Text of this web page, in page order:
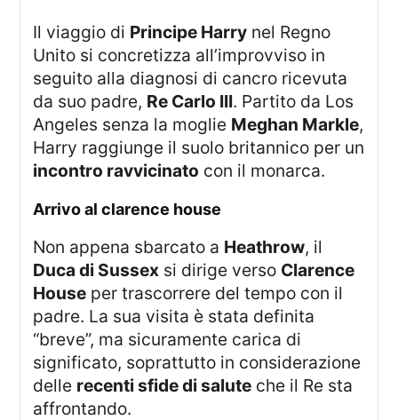
Il viaggio di Principe Harry nel Regno
Unito si concretizza all’improvviso in
seguito alla diagnosi di cancro ricevuta
da suo padre, Re Carlo III. Partito da Los
Angeles senza la moglie Meghan Markle,
Harry raggiunge il suolo britannico per un
incontro ravvicinato con il monarca.
arrivo alclarence house
Non appena sbarcato a Heathrow, il
Duca di Sussex si dirige verso Clarence
House per trascorrere del tempo con il
padre. La sua visita è stata definita
“breve”, ma sicuramente carica di
significato, soprattutto in considerazione
delle recenti sfide di salute che il Re sta
affrontando.